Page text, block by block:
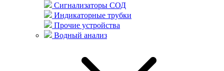
Сигнализаторы СОД
Индикаторные трубки
Прочие устройства
Водный анализ